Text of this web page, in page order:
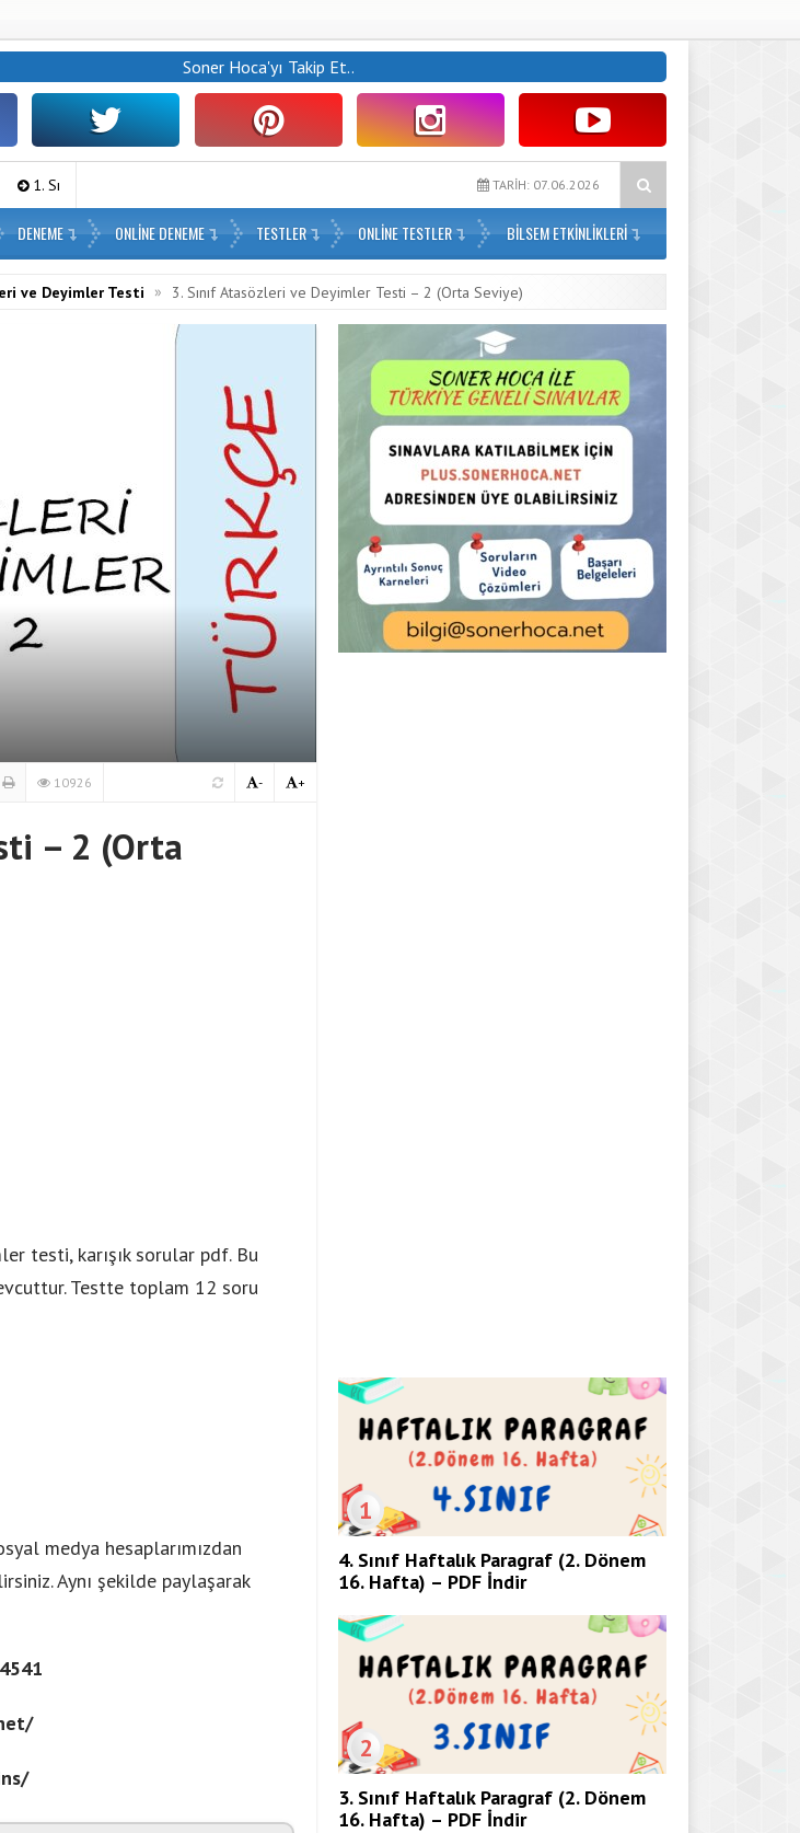
Soner Hoca'yı Takip Et..
Paragraf (2. Dönem 16. Hafta) – PDF İndir 3. Sınıf Haftalık Paragraf (2. Dönem 15. Hafta) – PDF İndir
TARİH: 07.06.2026
DENEME ONLINE DENEME TESTLER ONLİNE TESTLER BILSEM ETKINLIKLERI
ve Deyimler Testi » 3. Sınıf Atasözleri ve Deyimler Testi – 2 (Orta Seviye)
10926 +
-
– 2 (Orta
testi, karışık sorular pdf. Bu
Testte toplam 12 soru
medya hesaplarımızdan
Aynı şekilde paylaşarak
1
4. Sınıf Haftalık Paragraf (2. Dönem
16. Hafta) – PDF İndir
2
3. Sınıf Haftalık Paragraf (2. Dönem
16. Hafta) – PDF İndir